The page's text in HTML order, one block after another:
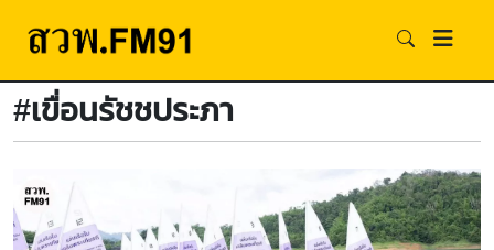
#เขื่อนรัชชประภา